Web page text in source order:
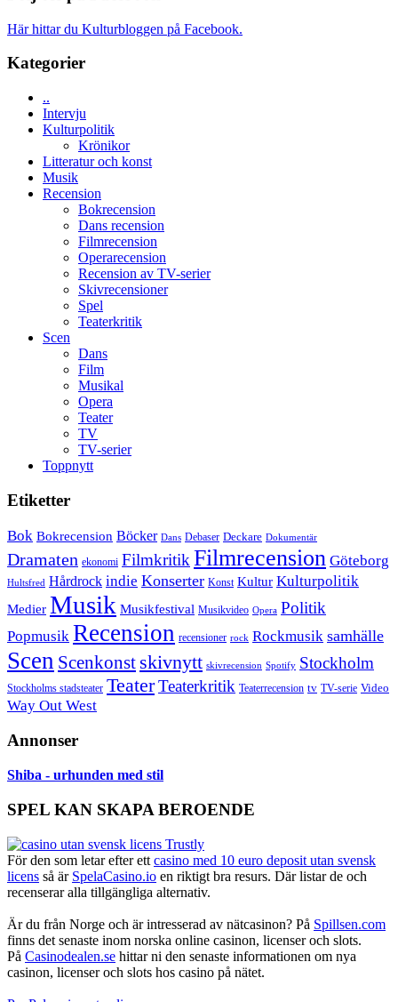
Här hittar du Kulturbloggen på Facebook.
Kategorier
..
Intervju
Kulturpolitik
Krönikor
Litteratur och konst
Musik
Recension
Bokrecension
Dans recension
Filmrecension
Operarecension
Recension av TV-serier
Skivrecensioner
Spel
Teaterkritik
Scen
Dans
Film
Musikal
Opera
Teater
TV
TV-serier
Toppnytt
Etiketter
Bok Bokrecension Böcker Dans Debaser Deckare Dokumentär
Dramaten ekonomi Filmkritik Filmrecension Göteborg
Hultsfred Hårdrock indie Konserter Konst Kultur Kulturpolitik
Medier Musik Musikfestival Musikvideo Opera Politik
Popmusik Recension recensioner rock Rockmusik samhälle
Scen Scenkonst skivnytt skivrecension Spotify Stockholm
Stockholms stadsteater TeaterTeaterkritik Teaterrecension tv TV-serie Video
Way Out West
Annonser
Shiba - urhunden med stil
SPEL KAN SKAPA BEROENDE
För den som letar efter ett casino med 10 euro deposit utan svensk
licens så är SpelaCasino.io en riktigt bra resurs. Där listar de och
recenserar alla tillgängliga alternativ.
Är du från Norge och är intresserad av nätcasinon? På Spillsen.com
finns det senaste inom norska online casinon, licenser och slots.
På Casinodealen.se hittar ni den senaste informationen om nya
casinon, licenser och slots hos casino på nätet.